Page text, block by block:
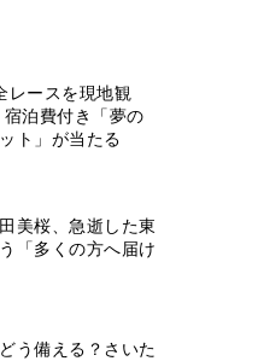
レースを現地観
泊費付き「夢の
ト」が当たる
美桜、急逝した東
「多くの方へ届け
う備える？さいた